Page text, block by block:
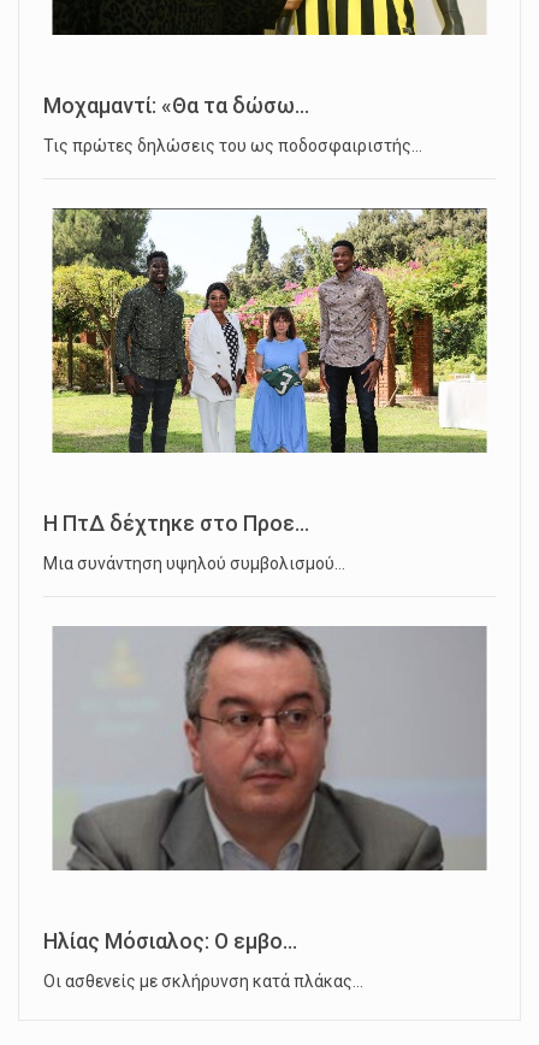
Μοχαμαντί: «Θα τα δώσω...
Τις πρώτες δηλώσεις του ως ποδοσφαιριστής…
Η ΠτΔ δέχτηκε στο Προε...
Μια συνάντηση υψηλού συμβολισμού…
Ηλίας Μόσιαλος: Ο εμβο...
Οι ασθενείς με σκλήρυνση κατά πλάκας…